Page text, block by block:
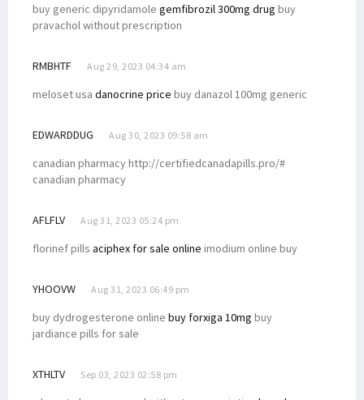
buy generic dipyridamole gemfibrozil 300mg drug buy
pravachol without prescription
RMBHTF Aug 29, 2023 04:34 am
meloset usa danocrine price buy danazol 100mg generic
EDWARDDUG Aug 30, 2023 09:58 am
canadian pharmacy http://certifiedcanadapills.pro/#
canadian pharmacy
AFLFLV Aug 31, 2023 05:24 pm
florinef pills aciphex for sale online imodium online buy
YHOOVW Aug 31, 2023 06:49 pm
buy dydrogesterone online buy forxiga 10mg buy
jardiance pills for sale
XTHLTV Sep 03, 2023 02:58 pm